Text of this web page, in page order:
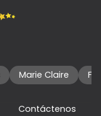
Marie Claire
Contáctenos